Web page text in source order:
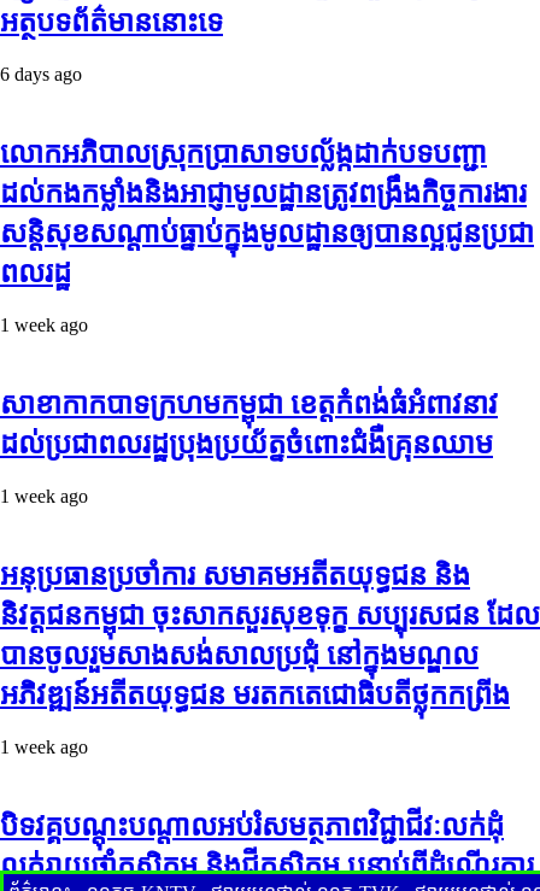
អត្ថបទព័ត៌មាននោះទេ
6 days ago
លោកអភិបាលស្រុកប្រាសាទបល្ល័ង្កដាក់បទបញ្ជា
ដល់កងកម្លាំងនិងអាជ្ញាមូលដ្ឋានត្រូវពង្រឹងកិច្ចការងារ
សន្តិសុខសណ្ដាប់ធ្នាប់ក្នុងមូលដ្ឋានឲ្យបានល្អជូនប្រជា
ពលរដ្ឋ
1 week ago
សាខាកាកបាទក្រហមកម្ពុជា ខេត្តកំពង់ធំអំពាវនាវ
ដល់ប្រជាពលរដ្ឋប្រុងប្រយ័ត្នចំពោះជំងឺគ្រុនឈាម
1 week ago
អនុប្រធានប្រចាំការ សមាគមអតីតយុទ្ធជន និង
និវត្តជនកម្ពុជា ចុះសាកសួរសុខទុក្ខ សប្បុរសជន ដែល
បានចូលរួមសាងសង់សាលប្រជុំ នៅក្នុងមណ្ឌល
អភិវឌ្ឍន៍អតីតយុទ្ធជន មរតកតេជោធិបតីថ្លុកកព្រីង
1 week ago
បិទវគ្គបណ្តុះបណ្តាលអប់រំសមត្ថភាពវិជ្ជាជីវៈលក់ដុំ
លក់រាយថ្នាំកសិកម្ម និងជីកសិកម្ម បន្ទាប់ពីដំណើរការ